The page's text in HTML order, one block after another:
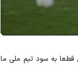
قطعا به سود تیم ملی ما